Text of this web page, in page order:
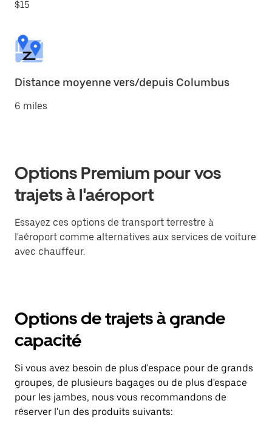
$15
Distance moyenne vers/depuis Columbus
6 miles
Options Premium pour vos
trajets à l'aéroport
Essayez ces options de transport terrestre à
l'aéroport comme alternatives aux services de voiture
avec chauffeur.
Options de trajets à grande
capacité
Si vous avez besoin de plus d'espace pour de grands
groupes, de plusieurs bagages ou de plus d'espace
pour les jambes, nous vous recommandons de
réserver l'un des produits suivants: